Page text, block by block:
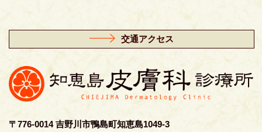
交通アクセス
〒776-0014 吉野川市鴨島町知恵島1049-3